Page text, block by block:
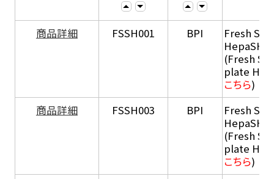
商品詳細 FSSH001 BPI
Fresh
HepaSH®
(Fresh
plate
こちら)
商品詳細
FSSH003 BPI
Fresh
HepaSH®
(Fresh
plate
こちら)